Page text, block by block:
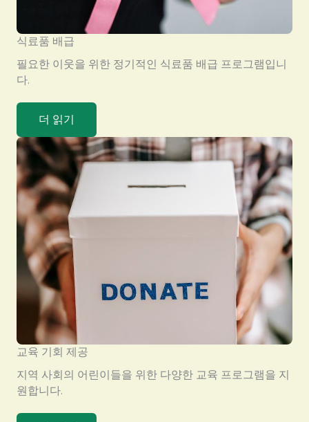
식료품 배급
필요한 이웃을 위한 정기적인 식료품 배급 프로그램입니
다.
더 읽기
교육 기회 제공
지역 사회의 어린이들을 위한 다양한 교육 프로그램을 지
원합니다.